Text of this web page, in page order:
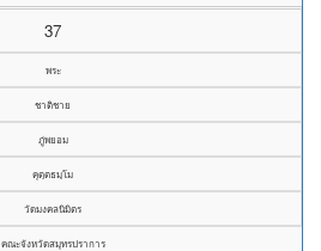
37
พระ
ชาติชาย
ภู่พยอม
คุตฺตธมฺโม
วัดมงคลนิมิตร
คณะจังหวัดสมุทรปราการ